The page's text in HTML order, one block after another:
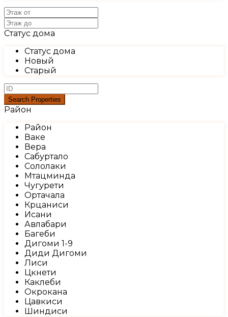
Статус дома
Статус дома
Новый
Старый
Район
Район
Ваке
Вера
Сабуртало
Сололаки
Мтацминда
Чугурети
Ортачала
Крцаниси
Исани
Авлабари
Багеби
Дигоми 1-9
Диди Дигоми
Лиси
Цкнети
Каклеби
Окрокана
Цавкиси
Шиндиси